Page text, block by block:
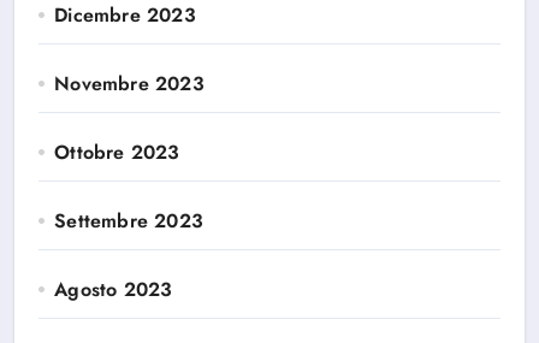
Dicembre 2023
Novembre 2023
Ottobre 2023
Settembre 2023
Agosto 2023